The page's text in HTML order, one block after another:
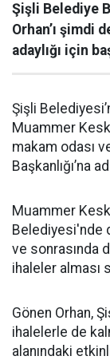
Şişli Belediye
Orhan’ı şimdi
adaylığı için
Şişli
Muammer
makam odası
Başkanlığı’na
Muammer
Belediyesi'nde
ve sonrasında
ihaleler alması
Gönen Orhan,
ihalelerle de
alanındaki